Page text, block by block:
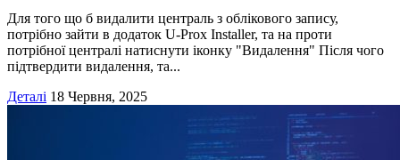
Для того що б видалити централь з облікового запису,
потрібно зайти в додаток U-Prox Installer, та на проти
потрібної централі натиснути іконку "Видалення" Після чого
підтвердити видалення, та...
Деталі 18 Червня, 2025